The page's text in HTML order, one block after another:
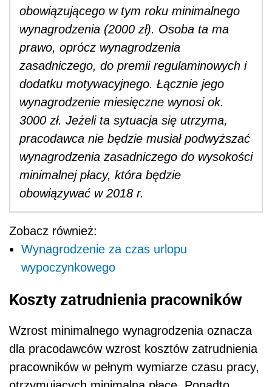
minimalnej płacy, która będzie
obowiązywać w 2018 r.
Zobacz również:
Wynagrodzenie za czas urlopu
wypoczynkowego
Koszty zatrudnienia pracowników
Wzrost minimalnego wynagrodzenia oznacza
dla pracodawców wzrost kosztów zatrudnienia
pracowników w pełnym wymiarze czasu pracy,
urzędowa zmiana jej wysokości może
determinować podwyżki stawek pracowników
otrzymujących wynagrodzenie wyższe niż
minimalne, a to też spowoduje wzrost kosztów
płacy dla pracodawcy w przyszłym roku.
Wzrost kosztów płacy wynikających ze zmiany
minimalnego wynagrodzenia w 2018 r.